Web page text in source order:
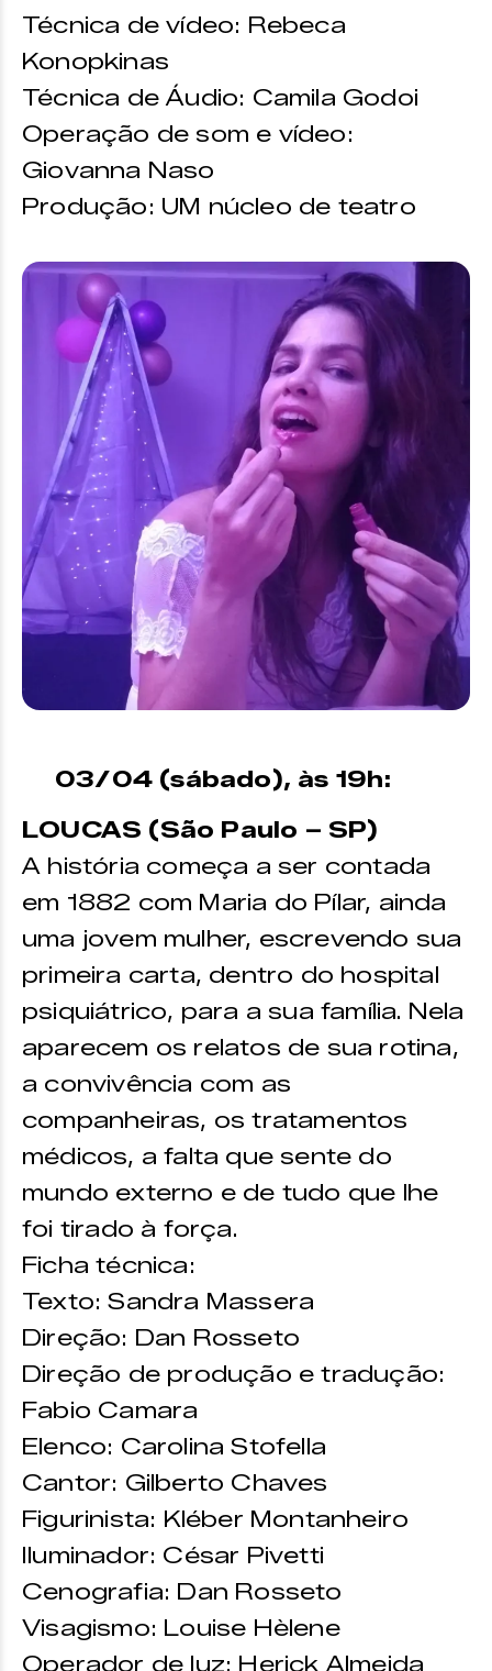
Técnica de vídeo: Rebeca
Konopkinas
Técnica de Áudio: Camila Godoi
Operação de som e vídeo:
Giovanna Naso
Produção: UM núcleo de teatro
03/04 (sábado), às 19h:
LOUCAS (São Paulo – SP)
A história começa a ser contada
em 1882 com Maria do Pílar, ainda
uma jovem mulher, escrevendo sua
primeira carta, dentro do hospital
psiquiátrico, para a sua família. Nela
aparecem os relatos de sua rotina,
a convivência com as
companheiras, os tratamentos
médicos, a falta que sente do
mundo externo e de tudo que lhe
foi tirado à força.
Ficha técnica:
Texto: Sandra Massera
Direção: Dan Rosseto
Direção de produção e tradução:
Fabio Camara
Elenco: Carolina Stofella
Cantor: Gilberto Chaves
Figurinista: Kléber Montanheiro
Iluminador: César Pivetti
Cenografia: Dan Rosseto
Visagismo: Louise Hèlene
Operador de luz: Herick Almeida